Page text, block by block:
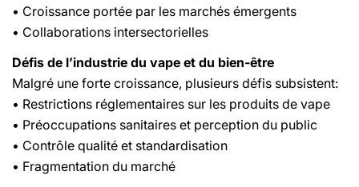
• Croissance portée par les marchés émergents
• Collaborations intersectorielles
Défis de l’industrie du vape et du bien-être
Malgré une forte croissance, plusieurs défis subsistent:
• Restrictions réglementaires sur les produits de vape
• Préoccupations sanitaires et perception du public
• Contrôle qualité et standardisation
• Fragmentation du marché